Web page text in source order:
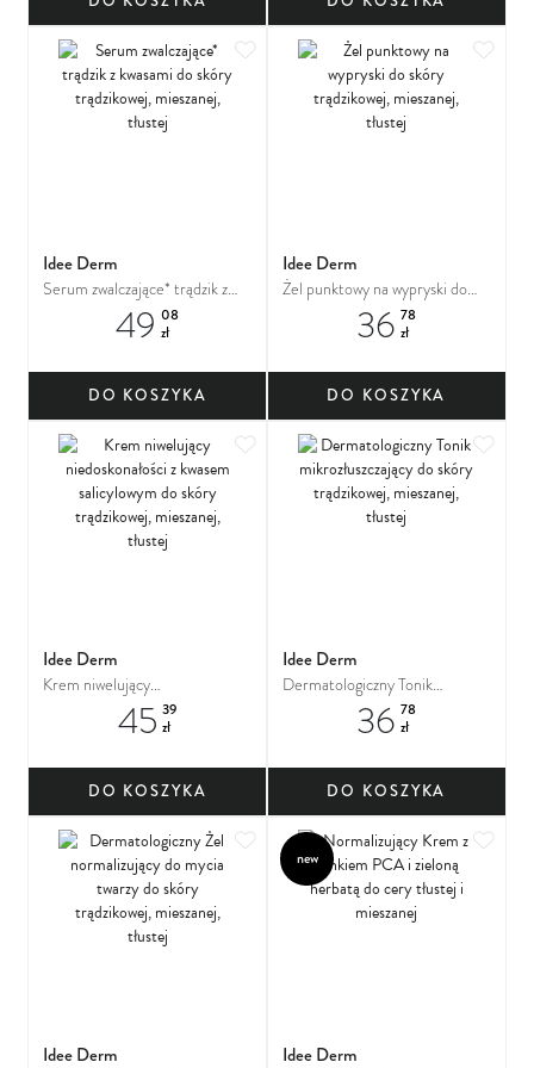
Idee Derm
Serum zwalczające* trądzik z
kwasami do skóry trądzikowej,
mieszanej, tłustej
49 08
zł
DO KOSZYKA
Dodaj do ulubionych
Idee Derm
Żel punktowy na wypryski do
skóry trądzikowej, mieszanej,
36 78
zł
DO KOSZYKA
Idee Derm
Krem niwelujący
niedoskonałości z kwasem
salicylowym do skóry
trądzikowej, mieszanej, tłustej
45 39
zł
DO KOSZYKA
Dodaj do ulubionych
Idee Derm
Dermatologiczny Tonik
mikrozłuszczający do skóry
trądzikowej, mieszanej, tłustej
36 78
zł
DO KOSZYKA
Idee Derm
Dodaj do ulubionych
new
Idee Derm